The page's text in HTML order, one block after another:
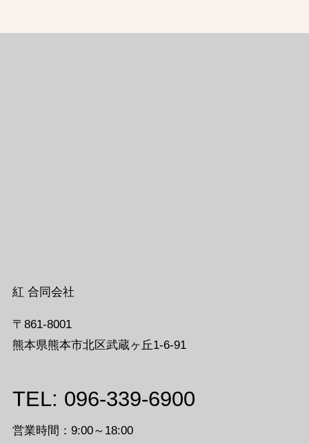
紅 合同会社
〒861-8001
熊本県熊本市北区武蔵ヶ丘1-6-91
TEL: 096-339-6900
営業時間：9:00～18:00